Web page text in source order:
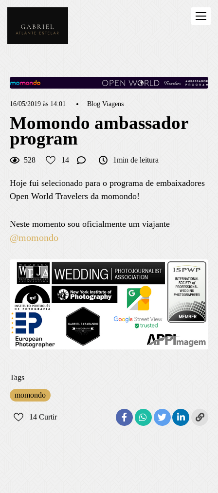
16/05/2019 às 14:01 Blog Viagens
Momondo ambassador
program
528 14 1min de leitura
Hoje fui selecionado para o programa de embaixadores
Open World Travelers da momondo!
Neste momento sou oficialmente um viajante
@momondo
Tags
momondo
14 Curtir